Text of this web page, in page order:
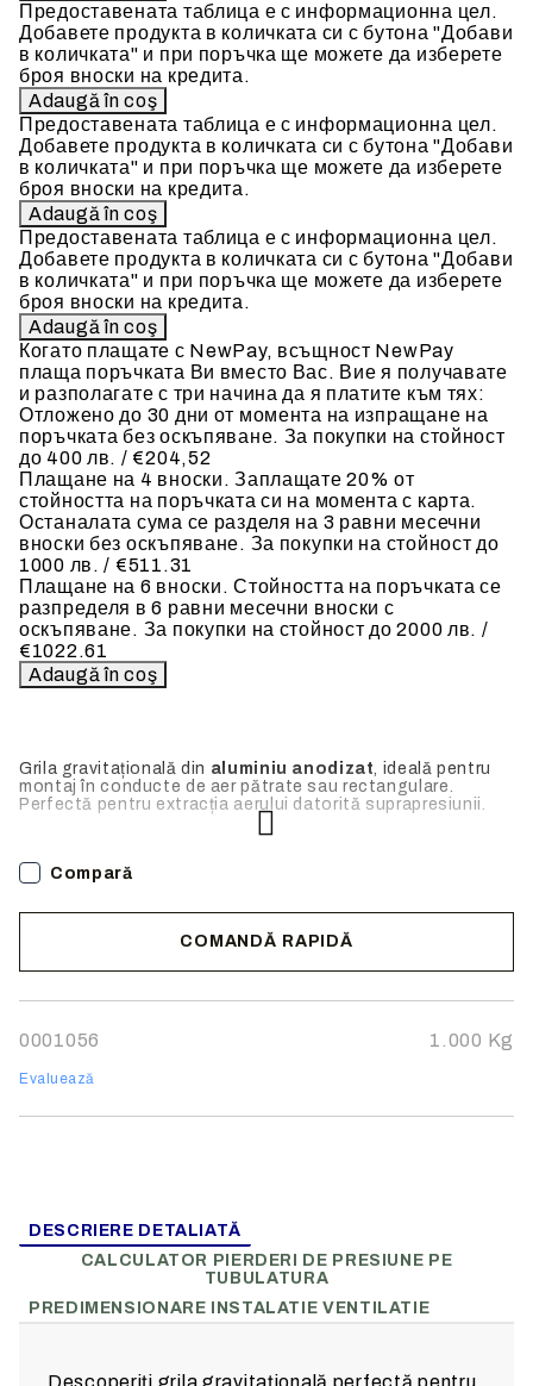
Grila gravitațională din aluminiu anodizat , ideală pentru
montaj în conducte de aer pătrate sau rectangulare.
Perfectă pentru extracția aerului datorită suprapresiunii.
Lame din
Reducere a zgomotului la închidere datorită sigiliilor
Предоставената таблица е с информационна цел.
Добавете продукта в количката си с бутона "Добави
в количката" и при поръчка ще можете да изберете
броя вноски на кредита.
Предоставената таблица е с информационна цел.
Добавете продукта в количката си с бутона "Добави
в количката" и при поръчка ще можете да изберете
броя вноски на кредита.
Предоставената таблица е с информационна цел.
Добавете продукта в количката си с бутона "Добави
в количката" и при поръчка ще можете да изберете
броя вноски на кредита.
Когато плащате с NewPay, всъщност NewPay
плаща поръчката Ви вместо Вас. Вие я получавате
и разполагате с три начина да я платите към тях:
Отложено до 30 дни от момента на изпращане на
поръчката без оскъпяване. За покупки на стойност
до 400 лв. / €204,52
Плащане на 4 вноски. Заплащате 20% от
стойността на поръчката си на момента с карта.
Останалата сума се разделя на 3 равни месечни
вноски без оскъпяване. За покупки на стойност до
1000 лв. / €511.31
Плащане на 6 вноски. Стойността на поръчката се
разпределя в 6 равни месечни вноски с
оскъпяване. За покупки на стойност до 2000 лв. /
€1022.61
COMANDĂ RAPIDĂ
Noi vă vom contacta pentru finalizarea comenzii.
0001056 1.000 Kg
Evaluează
Compară
DESCRIERE DETALIATĂ
CALCULATOR PIERDERI DE PRESIUNE PE
TUBULATURA
PREDIMENSIONARE INSTALATIE VENTILATIE